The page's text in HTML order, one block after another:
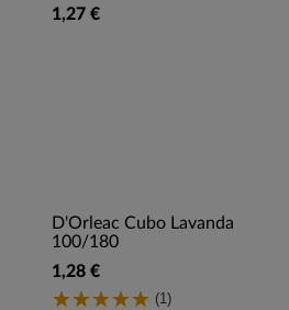
1,27 €
D'Orleac Cubo Lavanda
100/180
1,28 €
(1)